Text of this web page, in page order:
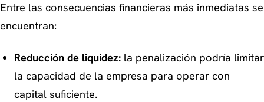
Entre las consecuencias financieras más inmediatas se
encuentran:
Reducción de liquidez:la penalización podría limitar
la capacidad de la empresa para operar con
capital suficiente.